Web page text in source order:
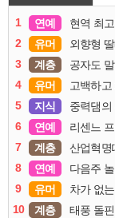
1 연예 현역 최
2
유머 외향형
3
계층 공자도
4
유머 고백하고
5
지식 중력댐의
6
연예 리센느
7
계층 산업혁명
8
연예 다음주
9
유머 차가 없
10
계층 태풍 돌